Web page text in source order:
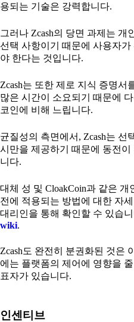
용되는 기술은 강력합니다.
그러나 Zcash의 당면 과제는 개
선택 사항이기 때문에 사용자가
야 한다는 것입니다.
Zcash는 또한 제로 지식 증명서
많은 시간이 소요되기 때문에
코인에 비해 느립니다.
균질성의 측면에서, Zcash는 선
시만을 제공하기 때문에 동전이
니다.
대체 성 및 CloakCoin과 같은 개
전에 적용되는 방법에 대한 자
대리인을 통해 확인할 수 있습
wiki.
Zcash도 완전히 분권화된 것은
에는 플랫폼의 제어에 영향을
표자가 있습니다.
인센티브